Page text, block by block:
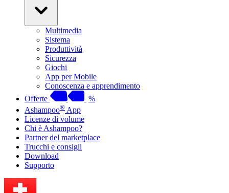
Multimedia
Sistema
Produttività
Sicurezza
Giochi
App per Mobile
Conoscenza e apprendimento
Offerte
%
Ashampoo® App
Licenze di volume
Chi è Ashampoo?
Partner del marketplace
Trucchi e consigli
Download
Supporto